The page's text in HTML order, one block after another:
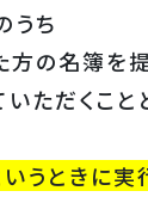
うち
の名簿を提
だくこと
うときに実